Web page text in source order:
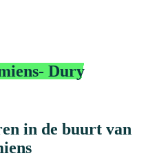
Dury
in de buurt van